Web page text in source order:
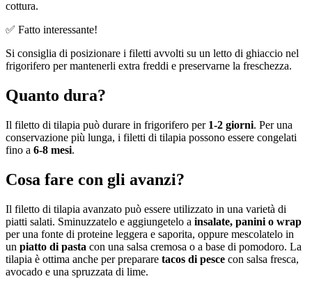
cottura.
✅ Fatto interessante!
Si consiglia di posizionare i filetti avvolti su un letto di ghiaccio nel
frigorifero per mantenerli extra freddi e preservarne la freschezza.
Quanto dura?
Il filetto di tilapia può durare in frigorifero per 1-2 giorni. Per una
conservazione più lunga, i filetti di tilapia possono essere congelati
fino a 6-8 mesi.
Cosa fare con gli avanzi?
Il filetto di tilapia avanzato può essere utilizzato in una varietà di
piatti salati. Sminuzzatelo e aggiungetelo a insalate, panini o wrap
per una fonte di proteine leggera e saporita, oppure mescolatelo in
un piatto di pasta con una salsa cremosa o a base di pomodoro. La
tilapia è ottima anche per preparare tacos di pesce con salsa fresca,
avocado e una spruzzata di lime.